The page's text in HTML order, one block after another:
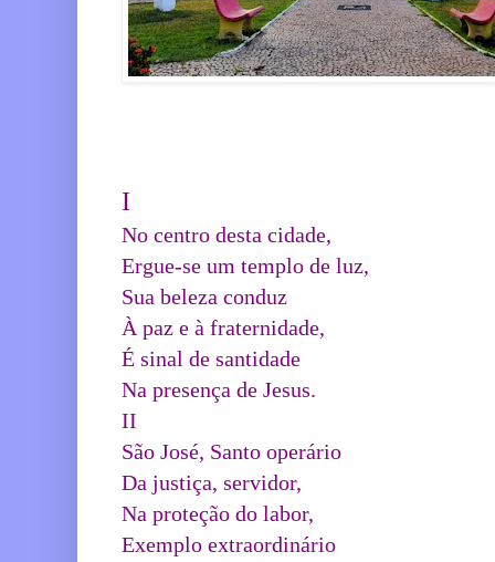
I
No centro desta cidade,
Ergue-se um templo de luz,
Sua beleza conduz
À paz e à fraternidade,
É sinal de santidade
Na presença de Jesus.
II
São José, Santo operário
Da justiça, servidor,
Na proteção do labor,
Exemplo extraordinário